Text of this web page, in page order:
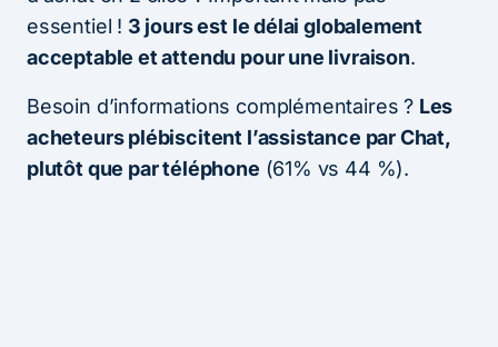
essentiel ! 3 jours est le délai globalement
acceptable et attendu pour une livraison.
Besoin d’informations complémentaires ? Les
acheteurs plébiscitent l’assistance par Chat,
plutôt que par téléphone (61% vs 44 %).